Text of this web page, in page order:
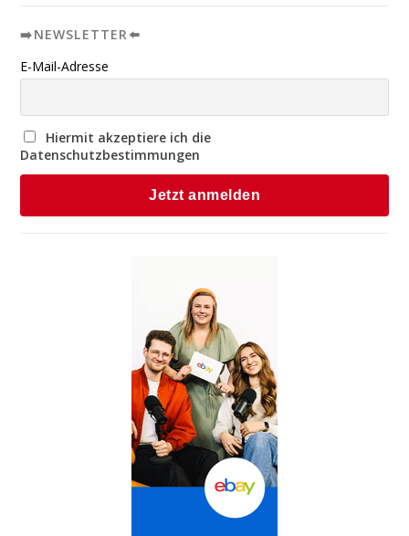
➡️NEWSLETTER⬅️
E-Mail-Adresse
Hiermit akzeptiere ich die
Datenschutzbestimmungen